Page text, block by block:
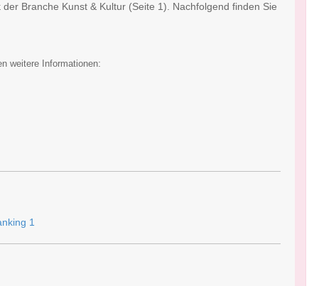
Branche Kunst & Kultur (Seite 1). Nachfolgend finden Sie
weitere Informationen: